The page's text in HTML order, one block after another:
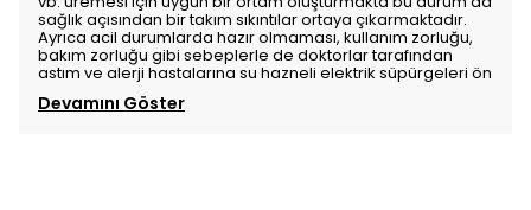
sağlık açısından bir takım sıkıntılar ortaya çıkarmaktadır.
Ayrıca acil durumlarda hazır olmaması, kullanım zorluğu,
bakım zorluğu gibi sebeplerle de doktorlar tarafından
astım ve alerji hastalarına su hazneli elektrik süpürgeleri ön
Devamını Göster